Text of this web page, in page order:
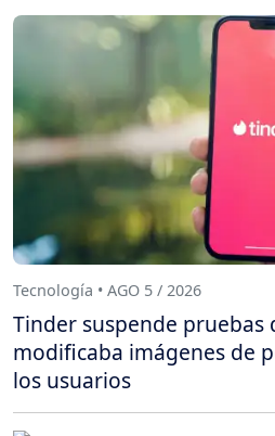
Tecnología • AGO 5 / 2026
Tinder suspende pruebas
modificaba imágenes de
los usuarios